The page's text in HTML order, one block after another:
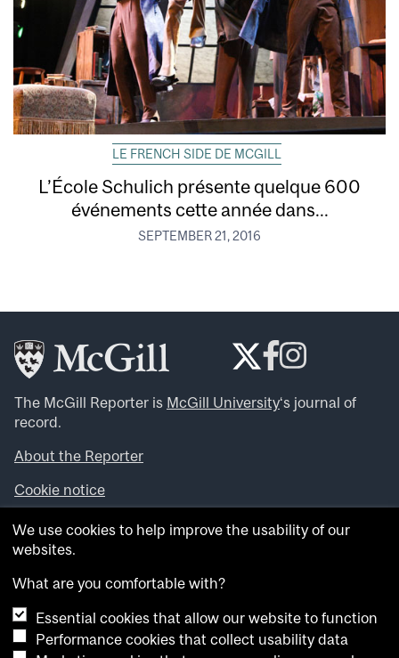
LE FRENCH SIDE DE MCGILL
L’École Schulich présente quelque 600
événements cette année dans...
SEPTEMBER 21, 2016
The McGill Reporter is McGill University‘s journal of
record.
About the Reporter
Cookie notice
Looking for more news, videos and expert opinions? Try
theMcGill Newsroom .
archives.
Want to contribute an item to what’snew@mcgill?
Submit your item through our online form.
We use cookies to help improve the usability of our
websites.
What are you comfortable with?
Essential cookies that allow our website to function
Performance cookies that collect usability data